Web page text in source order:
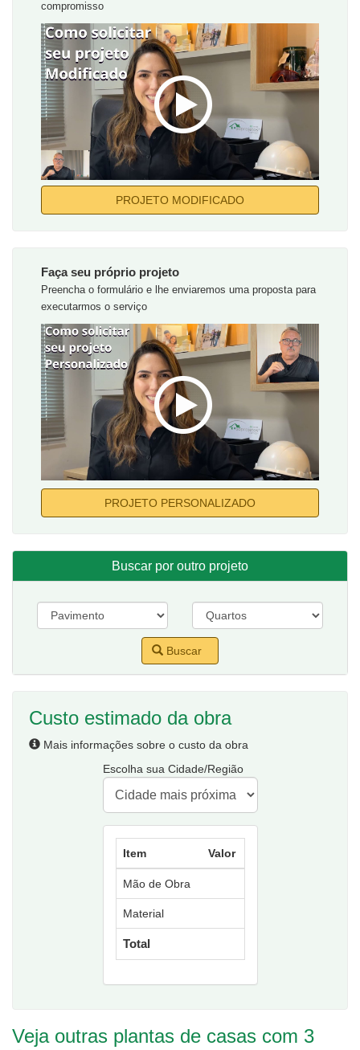
compromisso
PROJETO MODIFICADO
Faça seu próprio projeto
Preencha o formulário e lhe enviaremos uma proposta para
executarmos o serviço
PROJETO PERSONALIZADO
Buscar por outro projeto
Buscar
Custo estimado da obra
Mais informações sobre o custo da obra
Escolha sua Cidade/Região
Item Valor
Mão de Obra
Material
Total
Veja outras plantas de casas com 3